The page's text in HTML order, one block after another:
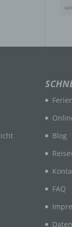
Blog
FAQ